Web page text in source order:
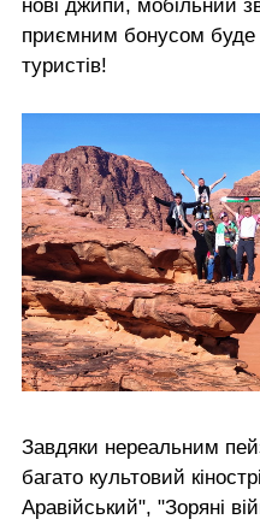
нові джипи, мобільний
приємним бонусом буде
туристів!
Завдяки нереальним
багато культовий
Аравійський", "Зоряні